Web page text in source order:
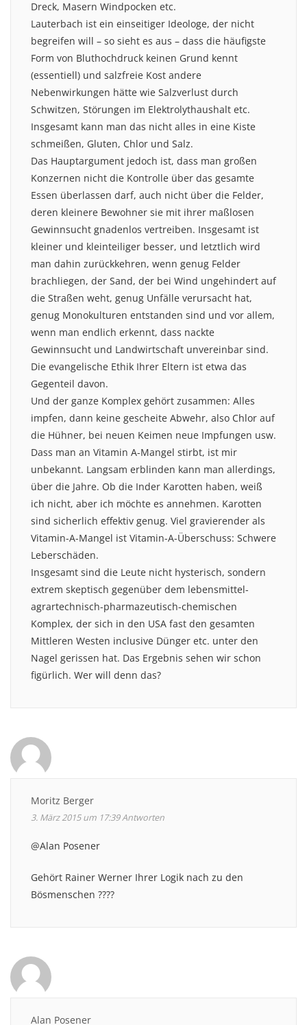
Dreck, Masern Windpocken etc.
Lauterbach ist ein einseitiger Ideologe, der nicht
begreifen will – so sieht es aus – dass die häufigste
Form von Bluthochdruck keinen Grund kennt
(essentiell) und salzfreie Kost andere
Nebenwirkungen hätte wie Salzverlust durch
Schwitzen, Störungen im Elektrolythaushalt etc.
Insgesamt kann man das nicht alles in eine Kiste
schmeißen, Gluten, Chlor und Salz.
Das Hauptargument jedoch ist, dass man großen
Konzernen nicht die Kontrolle über das gesamte
Essen überlassen darf, auch nicht über die Felder,
deren kleinere Bewohner sie mit ihrer maßlosen
Gewinnsucht gnadenlos vertreiben. Insgesamt ist
kleiner und kleinteiliger besser, und letztlich wird
man dahin zurückkehren, wenn genug Felder
brachliegen, der Sand, der bei Wind ungehindert auf
die Straßen weht, genug Unfälle verursacht hat,
genug Monokulturen entstanden sind und vor allem,
wenn man endlich erkennt, dass nackte
Gewinnsucht und Landwirtschaft unvereinbar sind.
Die evangelische Ethik Ihrer Eltern ist etwa das
Gegenteil davon.
Und der ganze Komplex gehört zusammen: Alles
impfen, dann keine gescheite Abwehr, also Chlor auf
die Hühner, bei neuen Keimen neue Impfungen usw.
Dass man an Vitamin A-Mangel stirbt, ist mir
unbekannt. Langsam erblinden kann man allerdings,
über die Jahre. Ob die Inder Karotten haben, weiß
ich nicht, aber ich möchte es annehmen. Karotten
sind sicherlich effektiv genug. Viel gravierender als
Vitamin-A-Mangel ist Vitamin-A-Überschuss: Schwere
Leberschäden.
Insgesamt sind die Leute nicht hysterisch, sondern
extrem skeptisch gegenüber dem lebensmittel-
agrartechnisch-pharmazeutisch-chemischen
Komplex, der sich in den USA fast den gesamten
Mittleren Westen inclusive Dünger etc. unter den
Nagel gerissen hat. Das Ergebnis sehen wir schon
figürlich. Wer will denn das?
Moritz Berger
3. März 2015 um 17:39Antworten
@Alan Posener
Gehört Rainer Werner Ihrer Logik nach zu den
Bösmenschen ????
Alan Posener